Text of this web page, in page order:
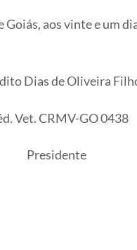
aos vinte e um
Dias de Oliveira
Vet. CRMV-GO 0438
Presidente